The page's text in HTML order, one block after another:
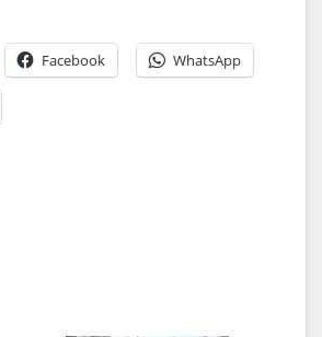
Facebook WhatsApp